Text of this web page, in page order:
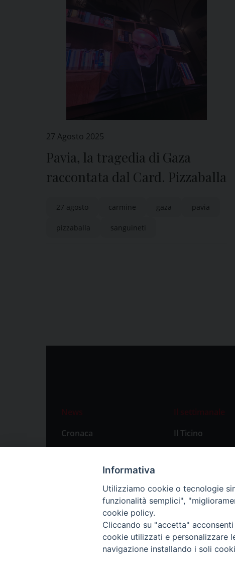
27 Agosto 2025
Pavia, la tragedia di Gaza
raccontata dal Card. Pizzaballa
27 agosto carmine gaza pavia
pizzaballa sanguineti
News
Cronaca
Attualità
Primo Piano
Il settimanale
Il Ticino
Abbonamenti
Informativa
Utilizziamo cookie o tecnologie
funzionalità semplici",
cookie policy.
Cliccando su "accetta"
cookie utilizzati e personalizzare
navigazione installando i soli